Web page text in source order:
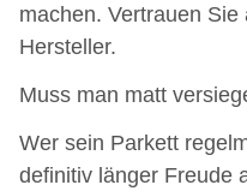
machen. Vertrauen
Hersteller.
Muss man matt
Wer sein Parkett
definitiv länger Freude